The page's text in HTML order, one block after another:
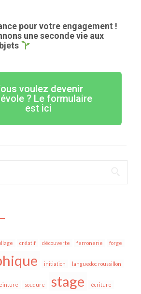
pour votre engagement !
une seconde vie aux
voulez devenir
? Le formulaire
est ici
créatif découverte ferronerie forge
initiation languedoc roussillon
soudure stage écriture